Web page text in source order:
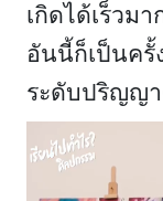
เกิดได้เร็วม
อันนี้ก็เป็นครั้
ระดับปริญญ